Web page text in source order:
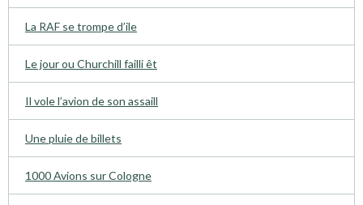
La RAF se trompe d’ile
Le jour ou Churchill failli êt
Il vole l’avion de son assaill
Une pluie de billets
1000 Avions sur Cologne